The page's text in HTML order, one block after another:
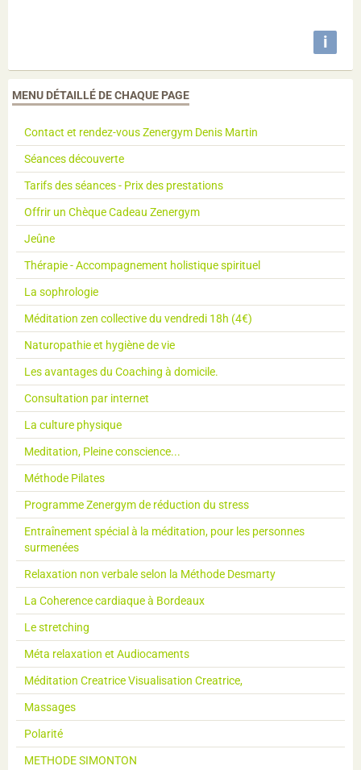
i
MENU DÉTAILLÉ DE CHAQUE PAGE
Contact et rendez-vous Zenergym Denis Martin
Séances découverte
Tarifs des séances - Prix des prestations
Offrir un Chèque Cadeau Zenergym
Jeûne
Thérapie - Accompagnement holistique spirituel
La sophrologie
Méditation zen collective du vendredi 18h (4€)
Naturopathie et hygiène de vie
Les avantages du Coaching à domicile.
Consultation par internet
La culture physique
Meditation, Pleine conscience...
Méthode Pilates
Programme Zenergym de réduction du stress
Entraînement spécial à la méditation, pour les personnes
surmenées
Relaxation non verbale selon la Méthode Desmarty
La Coherence cardiaque à Bordeaux
Le stretching
Méta relaxation et Audiocaments
Méditation Creatrice Visualisation Creatrice,
Massages
Polarité
METHODE SIMONTON